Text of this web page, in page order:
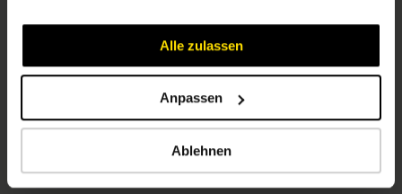
Alle zulassen
Anpassen
Ablehnen
Über uns